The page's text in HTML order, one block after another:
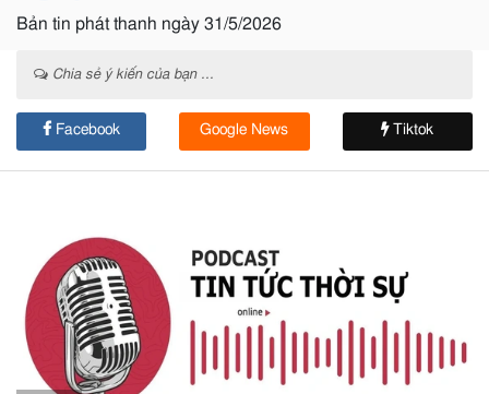
Bản tin phát thanh ngày 31/5/2026
Chia sẻ ý kiến của bạn ...
Facebook Google News Tiktok